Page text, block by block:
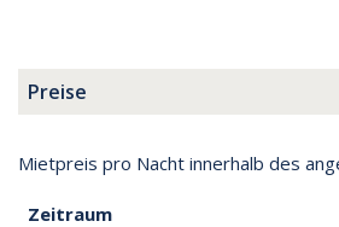
Preise
Mietpreis pro Nacht innerhalb des
Zeitraum